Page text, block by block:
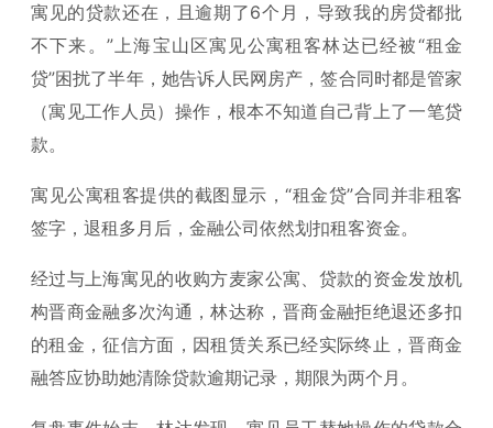
寓见的贷款还在，且逾期了6个月，导致我的房贷都批
不下来。”上海宝山区寓见公寓租客林达已经被“租金
贷”困扰了半年，她告诉人民网房产，签合同时都是管家
（寓见工作人员）操作，根本不知道自己背上了一笔贷
款。
寓见公寓租客提供的截图显示，“租金贷”合同并非租客
签字，退租多月后，金融公司依然划扣租客资金。
经过与上海寓见的收购方麦家公寓、贷款的资金发放机
构晋商金融多次沟通，林达称，晋商金融拒绝退还多扣
的租金，征信方面，因租赁关系已经实际终止，晋商金
融答应协助她清除贷款逾期记录，期限为两个月。